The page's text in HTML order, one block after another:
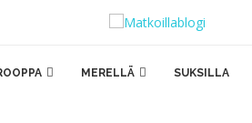
MERELLÄ SUKSILLA